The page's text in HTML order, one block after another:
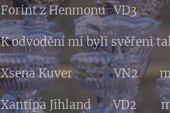
Forint z Henmonu VD3
K odvodění mi byli svěřeni
Xsena Kuver VN2
Xantipa Jihland VD2